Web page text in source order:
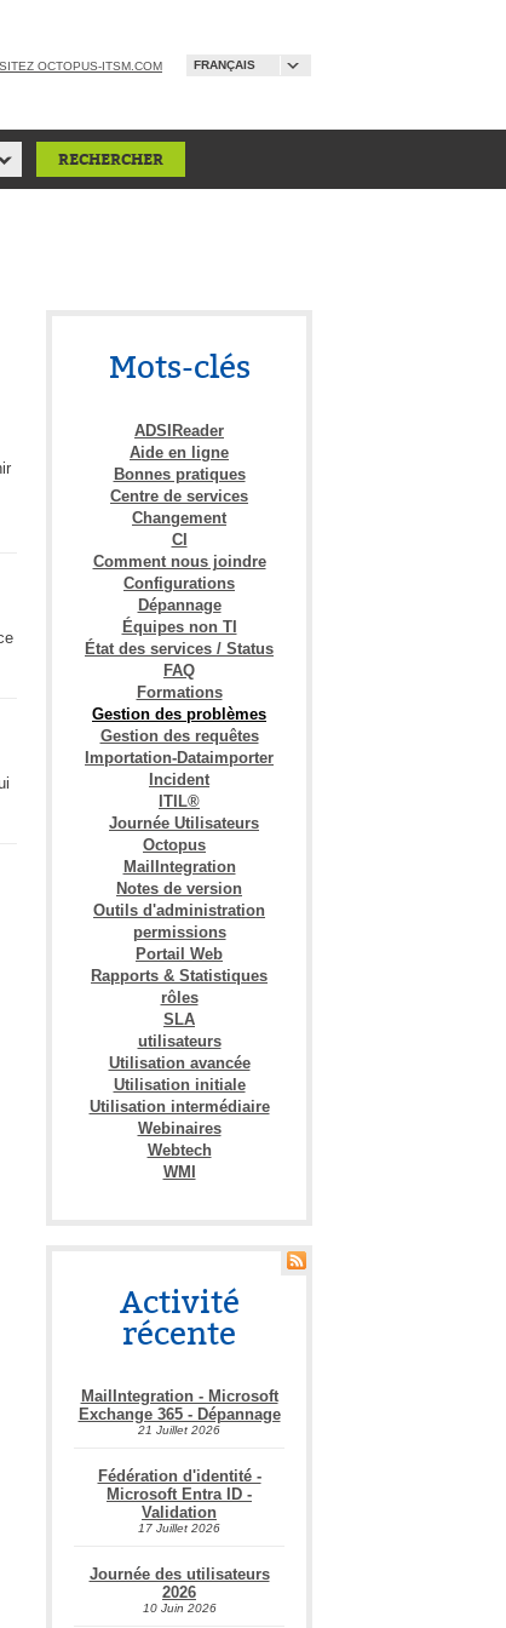
FRANÇAIS
OCTOPUS-ITSM.COM
Mots-clés
ADSIReader
Aide en ligne
Bonnes pratiques
Centre de services
Changement
CI
Comment nous joindre
Configurations
Dépannage
Équipes non TI
État des services / Status
FAQ
Formations
Gestion des problèmes
Gestion des requêtes
Importation-Dataimporter
Incident
ITIL®
Journée Utilisateurs
Octopus
MailIntegration
Notes de version
Outils d'administration
permissions
Portail Web
Rapports & Statistiques
rôles
SLA
utilisateurs
Utilisation avancée
Utilisation initiale
Utilisation intermédiaire
Webinaires
Webtech
WMI
Activité
récente
MailIntegration - Microsoft
Exchange 365 - Dépannage
21 Juillet 2026
Fédération d'identité -
Microsoft Entra ID -
Validation
17 Juillet 2026
Journée des utilisateurs
2026
10 Juin 2026